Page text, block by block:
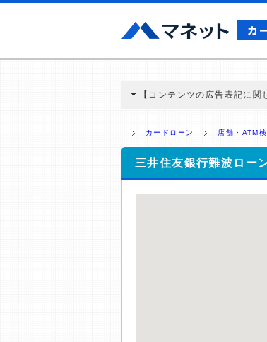
【コンテンツの広告表記に関
ミ収集などに基づき、公平性を
>提携企業一覧
カードローン 店舗・ATM
三井住友銀行難波ロー